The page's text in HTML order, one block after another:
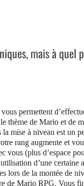
mais à quel
permettent
thème de Mario et de
la mise à niveau est un
rang augmente et
vous (plus d’espace
d’une certaine
lors de la montée de
de Mario RPG. Vous